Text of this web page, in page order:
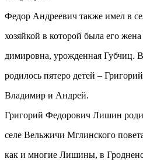
Федор Андреевич также имел в
хозяйкой в которой была его
димировна, урожденная Губчиц.
родилось пятеро детей –
Владимир и Андрей.
Григорий Федорович Лишин
селе Вельжичи Мглинского
как и многие Лишины, в